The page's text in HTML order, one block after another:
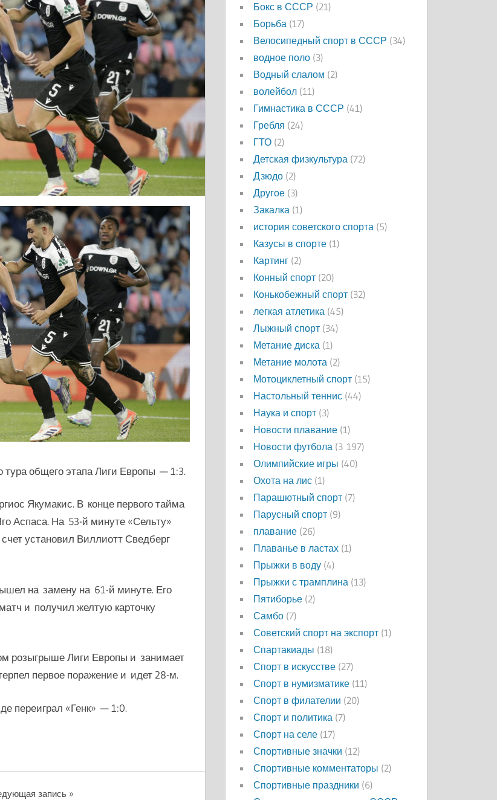
тура общего этапа Лиги Европы — 1:3.
Якумакис. В конце первого тайма
Аспаса. На 53-й минуте «Сельту»
установил Виллиотт Сведберг
на замену на 61-й минуте. Его
и получил желтую карточку
розыгрыше Лиги Европы и занимает
первое поражение и идет 28-м.
переиграл «Генк» — 1:0.
запись
Бокс в СССР (21)
Борьба (17)
Велосипедный спорт в СССР (34)
водное поло (3)
Водный слалом (2)
волейбол (11)
Гимнастика в СССР (41)
Гребля (24)
ГТО (2)
Детская физкультура (72)
Дзюдо (2)
Другое (3)
Закалка (1)
история советского спорта (5)
Казусы в спорте (1)
Картинг (2)
Конный спорт (20)
Конькобежный спорт (32)
легкая атлетика (45)
Лыжный спорт (34)
Метание диска (1)
Метание молота (2)
Мотоциклетный спорт (15)
Настольный теннис (44)
Наука и спорт (3)
Новости плавание (1)
Новости футбола (3 197)
Олимпийские игры (40)
Охота на лис (1)
Парашютный спорт (7)
Парусный спорт (9)
плавание (26)
Плаванье в ластах (1)
Прыжки в воду (4)
Прыжки с трамплина (13)
Пятиборье (2)
Самбо (7)
Советский спорт на экспорт (1)
Спартакиады (18)
Спорт в искусстве (27)
Спорт в нумизматике (11)
Спорт в филателии (20)
Спорт и политика (7)
Спорт на селе (17)
Спортивные значки (12)
Спортивные комментаторы (2)
Спортивные праздники (6)